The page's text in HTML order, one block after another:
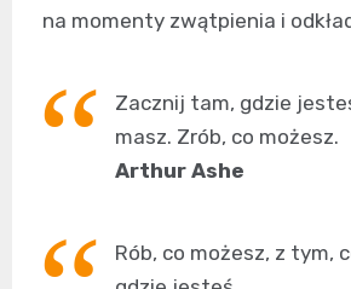
na momenty zwątpienia i
Zacznij tam, gdzie
masz. Zrób, co możesz.
Arthur Ashe
Rób, co możesz, z tym,